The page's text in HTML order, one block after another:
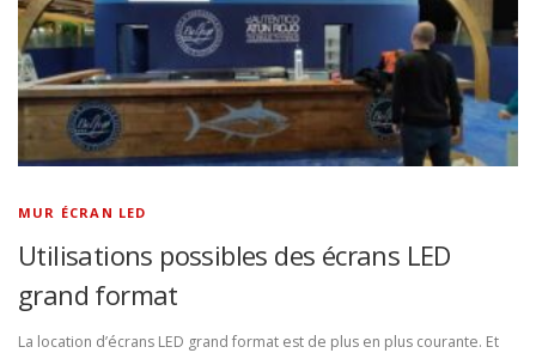
MUR ÉCRAN LED
Utilisations possibles des écrans LED
grand format
La location d’écrans LED grand format est de plus en plus courante. Et